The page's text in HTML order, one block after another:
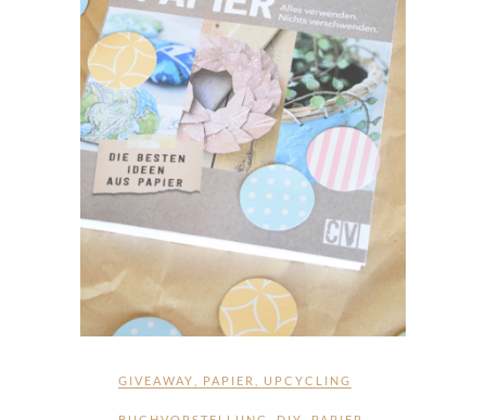
GIVEAWAY PAPIER UPCYCLING